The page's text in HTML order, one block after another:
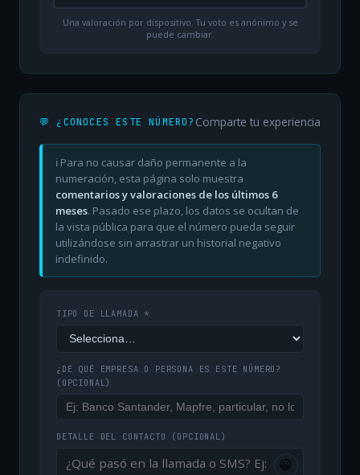
Una valoración por dispositivo. Tu voto es anónimo y se
puede cambiar.
💬 ¿CONOCES ESTE NÚMERO? Comparte tu experiencia
ℹ️ Para no causar daño permanente a la
numeración, esta página solo muestra
comentarios y valoraciones de los últimos 6
meses. Pasado ese plazo, los datos se ocultan de
la vista pública para que el número pueda seguir
utilizándose sin arrastrar un historial negativo
indefinido.
TIPO DE LLAMADA *
¿DE QUÉ EMPRESA O PERSONA ES ESTE NÚMERO?
(OPCIONAL)
DETALLE DEL CONTACTO (OPCIONAL)
😀